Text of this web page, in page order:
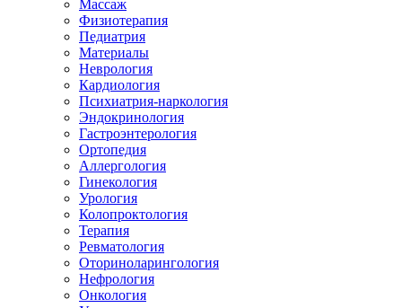
Массаж
Физиотерапия
Педиатрия
Материалы
Неврология
Кардиология
Психиатрия-наркология
Эндокринология
Гастроэнтерология
Ортопедия
Аллергология
Гинекология
Урология
Колопроктология
Терапия
Ревматология
Оториноларингология
Нефрология
Онкология